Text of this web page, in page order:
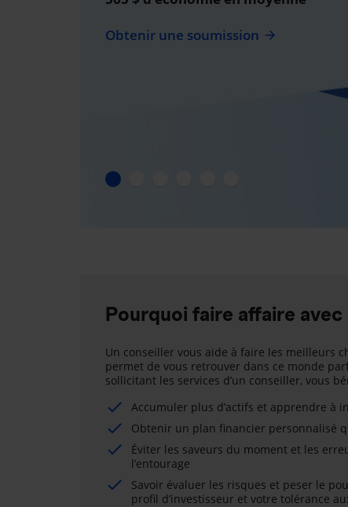
Obtenir une soumission
Pourquoi faire affaire
Un conseiller vous aide à faire les meilleurs
permet de vous retrouver dans ce monde
sollicitant les services d’un conseiller, vous
Accumuler plus d’actifs et apprendre à
Obtenir un plan financier personnalisé
Éviter les saveurs du moment et les
l’entourage
Savoir évaluer les risques et peser le
profil d’investisseur et votre tolérance